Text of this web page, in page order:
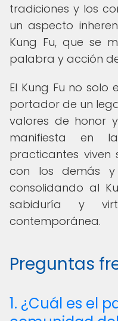
tradiciones y los
un aspecto
Kung Fu, que se
palabra y acción
El Kung Fu no solo
portador de un
valores de honor
manifiesta en
practicantes
con los demás y
consolidando al
sabiduría y
contemporánea.
Preguntas
1. ¿Cuál es el